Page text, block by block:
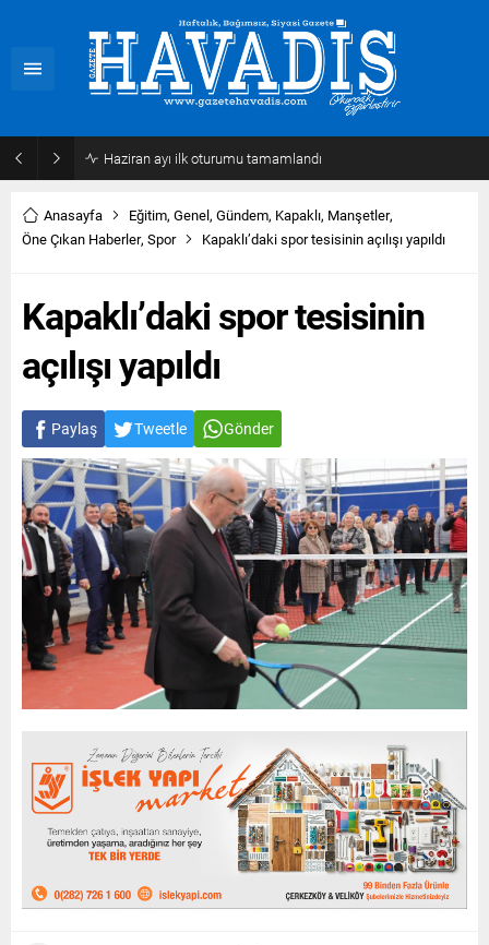
Haziran ayı ilk oturumu tamamlandı
Anasayfa Eğitim, Genel, Gündem, Kapaklı, Manşetler,
Öne Çıkan Haberler, Spor Kapaklı’daki spor tesisinin açılışı yapıldı
Kapaklı’daki spor tesisinin
açılışı yapıldı
Paylaş Tweetle Gönder